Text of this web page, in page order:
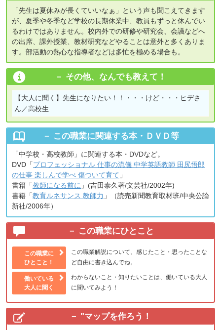
「先生は夏休みが長くていいなぁ」という声も聞こえてきます
が、夏季や冬季など学校の長期休業中、教員もずっと休んでい
るわけではありません。校内外での研修や研究会、会議などへ
の出席、課外授業、教材研究などやることは意外と多くありま
す。部活動の熱心な指導者などは多忙を極める場合も。
その他、なんでも教えて！
【大人に聞く】 先生になりたい！！・・・けど・・・ヒデさ
ん／高校生
この職業に関連する本・ＤＶＤ等
「中学校・高校教師」に関連する本・DVDなど。
DVD「プロフェッショナル 仕事の流儀 中学英語教師 田尻悟郎
の仕事 楽しんで学べ 傷ついて育て 」
書籍「教師になる前に 」(吉田泰久著/文芸社/2002年)
書籍「教育ルネサンス 教師力 」（読売新聞教育取材班/中央公論
新社/2006年）
この職業にひとこと
この職業に
ひとこと！
この職業解説について、感じたこと・思ったことな
ど自由に書き込んでね。
働いている
大人に聞く
わからないこと・知りたいことは、働いている大人
に聞いてみよう！
"マップを作ろう！